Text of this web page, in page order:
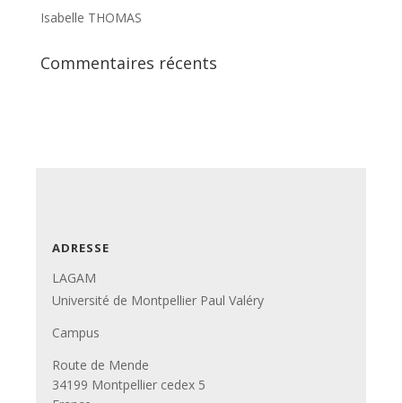
Isabelle THOMAS
Commentaires récents
ADRESSE
LAGAM
Université de Montpellier Paul Valéry
Campus
Route de Mende
34199 Montpellier cedex 5